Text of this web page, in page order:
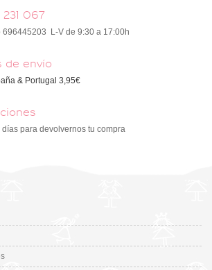
231 067
696445203 L-V de 9:30 a 17:00h
de envío
& Portugal 3,95€
para devolvernos tu compra